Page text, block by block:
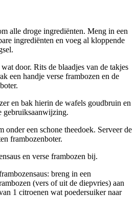
alle droge ingrediënten. Meng in een
ingrediënten en voeg al kloppende
door. Rits de blaadjes van de takjes
een handje verse frambozen en de
en bak hierin de wafels goudbruin en
gebruiksaanwijzing.
onder een schone theedoek. Serveer de
frambozenboter.
en verse frambozen bij.
breng in een
(vers of uit de diepvries) aan
1 citroenen wat poedersuiker naar